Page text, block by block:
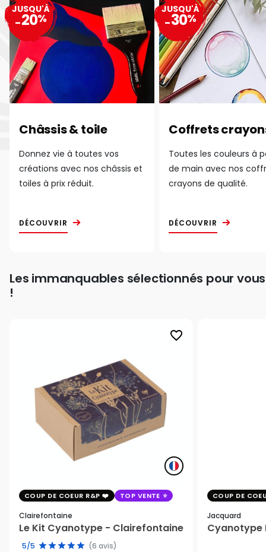
Châssis & toile
Donnez vie à toutes vos
créations avec nos châssis et
toiles à prix réduit.
DÉCOUVRIR
JUSQU'À
-20%
Coffrets
Toutes les couleurs à
de main avec nos
crayons de qualité.
DÉCOUVRIR
JUSQU'À
-30%
Les immanquables sélectionnés pour vous
!
favorite_border
COUP DE COEUR R&P TOP VENTE
Clairefontaine
Le Kit Cyanotype - Clairefontaine
5/5 (6 avis)
COUP DE
Jacquard
Cyanotype